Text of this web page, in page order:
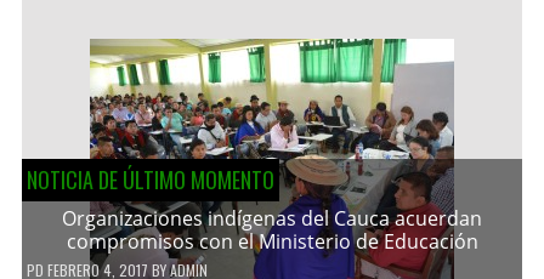
NOTICIA DE ÚLTIMO MOMENTO
Organizaciones indígenas del Cauca acuerdan
compromisos con el Ministerio de Educación
PD FEBRERO 4, 2017 BYADMIN